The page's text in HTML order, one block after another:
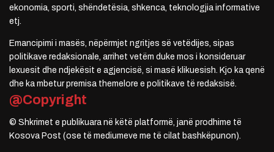
ekonomia, sporti, shëndetësia, shkenca, teknologjia informative
etj.
Emancipimi i masës, nëpërmjet ngritjes së vetëdijes, sipas
politikave redaksionale, arrihet vetëm duke mos i konsideruar
lexuesit dhe ndjekësit e agjencisë, si masë klikuesish. Kjo ka qenë
dhe ka mbetur premisa themelore e politikave të redaksisë.
@Copyright
© Shkrimet e publikuara në këtë platformë, janë prodhime të
Kosova Post (ose të mediumeve me të cilat bashkëpunon).